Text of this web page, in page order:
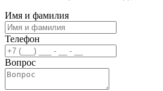
Имя и фамилия
Телефон
Вопрос